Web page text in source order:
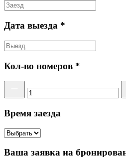
Дата выезда *
Кол-во номеров *
Время заезда
Ваша заявка на